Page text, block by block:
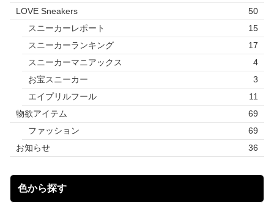
LOVE Sneakers
50
スニーカーレポート
15
スニーカーランキング
17
スニーカーマニアックス
4
お宝スニーカー
3
エイプリルフール
11
物欲アイテム
69
ファッション
69
お知らせ
36
色から探す